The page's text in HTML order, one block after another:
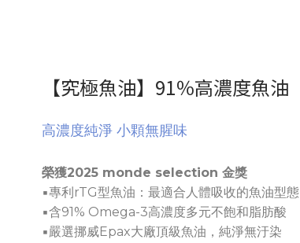
【究極魚油】91％高濃度魚油
高濃度純淨 小顆無腥味
榮獲2025 monde selection 金獎
▪專利rTG型魚油：最適合人體吸收的魚油型態
▪含91% Omega-3高濃度多元不飽和脂肪酸
▪嚴選挪威Epax大廠頂級魚油，純淨無汙染